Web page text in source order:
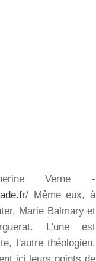
Verne -
/ Même eux, à
Marie Balmary et
L'une est
l'autre théologien.